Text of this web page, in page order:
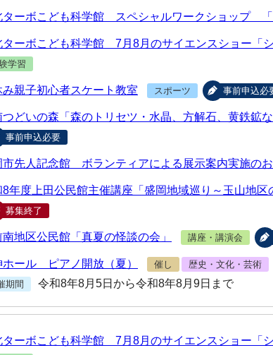
ターボこども科学館 スペシャルワークショップ 「
ターボこども科学館 7月8月のサイエンスショー「
学習
み親子初心者スケート教室 スポーツ 事前申込必
つどいの森「森のトリセツ・水晶、方解石、黄鉄鉱
事前申込必要
市先人記念館 ボランティアによる展示案内実施の
8年度上田公民館主催講座「盛岡地域巡り～玉山地区
募集終了
南地区公民館「真夏の怪談の会」 講座・講演会
ホール ピアノ開放（夏） 催し 歴史・文化・芸術
期間
令和8年8月5日から令和8年8月9日まで
ターボこども科学館 7月8月のサイエンスショー「